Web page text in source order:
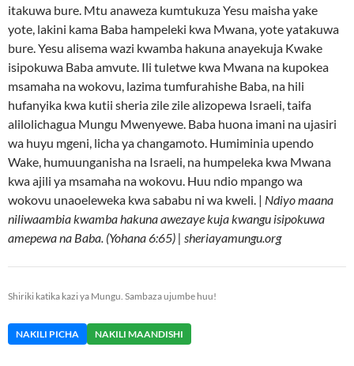
itakuwa bure. Mtu anaweza kumtukuza Yesu maisha yake
yote, lakini kama Baba hampeleki kwa Mwana, yote yatakuwa
bure. Yesu alisema wazi kwamba hakuna anayekuja Kwake
isipokuwa Baba amvute. Ili tuletwe kwa Mwana na kupokea
msamaha na wokovu, lazima tumfurahishe Baba, na hili
hufanyika kwa kutii sheria zile zile alizopewa Israeli, taifa
alilolichagua Mungu Mwenyewe. Baba huona imani na ujasiri
wa huyu mgeni, licha ya changamoto. Humiminia upendo
Wake, humuunganisha na Israeli, na humpeleka kwa Mwana
kwa ajili ya msamaha na wokovu. Huu ndio mpango wa
wokovu unaoeleweka kwa sababu ni wa kweli. | Ndiyo maana
niliwaambia kwamba hakuna awezaye kuja kwangu isipokuwa
amepewa na Baba. (Yohana 6:65) | sheriayamungu.org
Shiriki katika kazi ya Mungu. Sambaza ujumbe huu!
NAKILI PICHA NAKILI MAANDISHI